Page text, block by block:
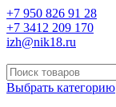
+7 950 826 91 28
+7 3412 209 170
izh@nik18.ru
Выбрать категорию